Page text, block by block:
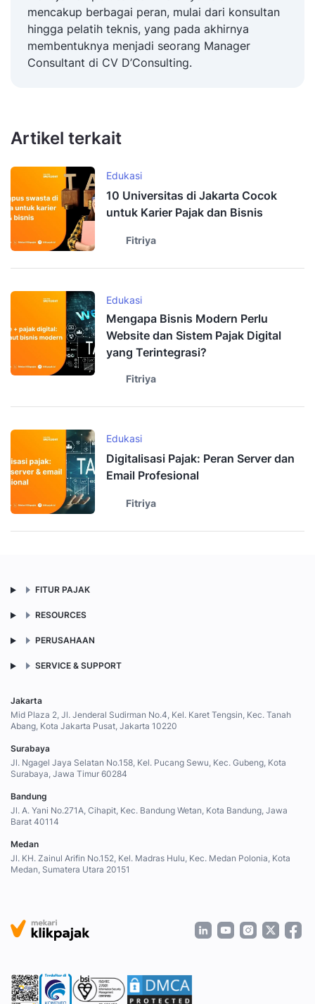
mencakup berbagai peran, mulai dari konsultan
hingga pelatih teknis, yang pada akhirnya
membentuknya menjadi seorang Manager
Consultant di CV D’Consulting.
Artikel terkait
Edukasi
10 Universitas di Jakarta Cocok
untuk Karier Pajak dan Bisnis
Fitriya
Edukasi
Mengapa Bisnis Modern Perlu
Website dan Sistem Pajak Digital
yang Terintegrasi?
Fitriya
Edukasi
Digitalisasi Pajak: Peran Server dan
Email Profesional
Fitriya
FITUR PAJAK
RESOURCES
PERUSAHAAN
SERVICE & SUPPORT
Jakarta
Mid Plaza 2, Jl. Jenderal Sudirman No.4, Kel. Karet Tengsin, Kec. Tanah
Abang, Kota Jakarta Pusat, Jakarta 10220
Surabaya
Jl. Ngagel Jaya Selatan No.158, Kel. Pucang Sewu, Kec. Gubeng, Kota
Surabaya, Jawa Timur 60284
Bandung
Jl. A. Yani No.271A, Cihapit, Kec. Bandung Wetan, Kota Bandung, Jawa
Barat 40114
Medan
Jl. KH. Zainul Arifin No.152, Kel. Madras Hulu, Kec. Medan Polonia, Kota
Medan, Sumatera Utara 20151